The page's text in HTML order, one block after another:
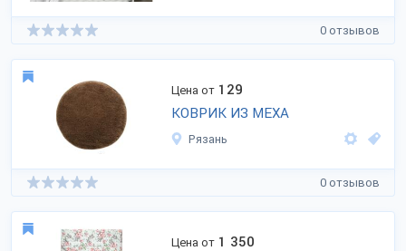
0 отзывов
Цена от 129
КОВРИК ИЗ МЕХА
Рязань
0 отзывов
Цена от 1 350